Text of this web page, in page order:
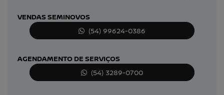
VENDAS SEMINOVOS
(54) 99624-0386
AGENDAMENTO DE SERVIÇOS
(54) 3289-0700